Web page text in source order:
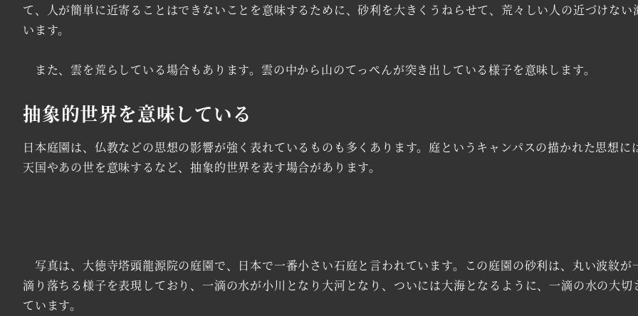
て、人が簡単に近寄ることはできないことを意味するために、砂利を大きくうねらせて、荒々しい人の近づけない
います。
また、雲を荒らしている場合もあります。雲の中から山のてっぺんが突き出している様子を意味します。
抽象的世界を意味している
日本庭園は、仏教などの思想の影響が強く表れているものも多くあります。庭というキャンパスの描かれた思想に
天国やあの世を意味するなど、抽象的世界を表す場合があります。
写真は、大徳寺塔頭龍源院の庭園で、日本で一番小さい石庭と言われています。この庭園の砂利は、丸い波紋が
滴り落ちる様子を表現しており、一滴の水が小川となり大河となり、ついには大海となるように、一滴の水の大切
ています。